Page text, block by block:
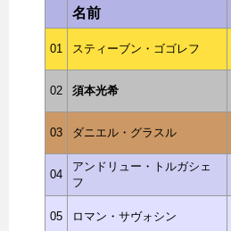
名前
01 スティーブン・ゴゴレフ
02 須本光希
03 ダニエル・グラスル
04
アンドリュー・トルガシェ
フ
05 ロマン・サヴォシン